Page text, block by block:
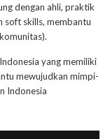
dengan ahli, praktik
soft skills, membantu
yang memiliki
mewujudkan mimpi-
Indonesia